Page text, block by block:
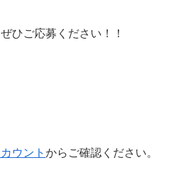
ひご応募ください！！
ウント からご確認ください。